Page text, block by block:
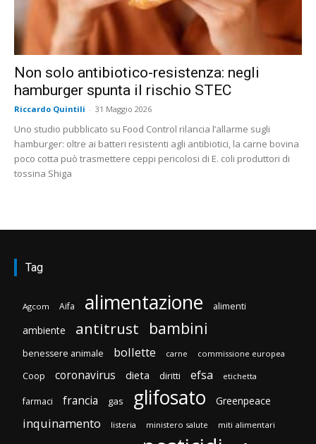
Non solo antibiotico-resistenza: negli
hamburger spunta il rischio STEC
Riccardo Quintili - 31 Maggio 2026
Uno studio pubblicato su Food Control rilancia l’allarme sugli
hamburger: oltre ai batteri resistenti agli antibiotici, la carne bovina
poco cotta può trasmettere ceppi pericolosi di E. coli produttori di
tossina Shiga
Tag
Agcom Aifa alimentazione alimenti
ambiente antitrust bambini
benessere animale bollette carne commissione europea
Coop coronavirus dieta diritti efsa etichetta
farmaci francia gas glifosato Greenpeace
inquinamento listeria ministero salute miti alimentari